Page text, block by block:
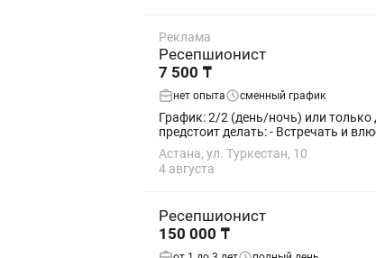
Реклама
Ресепшионист
7 500 ₸
нет опыта сменный график
График: 2/2 (день/ночь) или только дневные смены Мы рады пригласить вас на должность
предстоит делать: -
Астана, ул. Туркестан, 10
4 августа
Ресепшионист
150 000 ₸